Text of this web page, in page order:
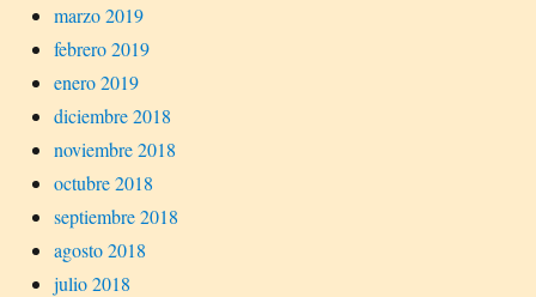
marzo 2019
febrero 2019
enero 2019
diciembre 2018
noviembre 2018
octubre 2018
septiembre 2018
agosto 2018
julio 2018